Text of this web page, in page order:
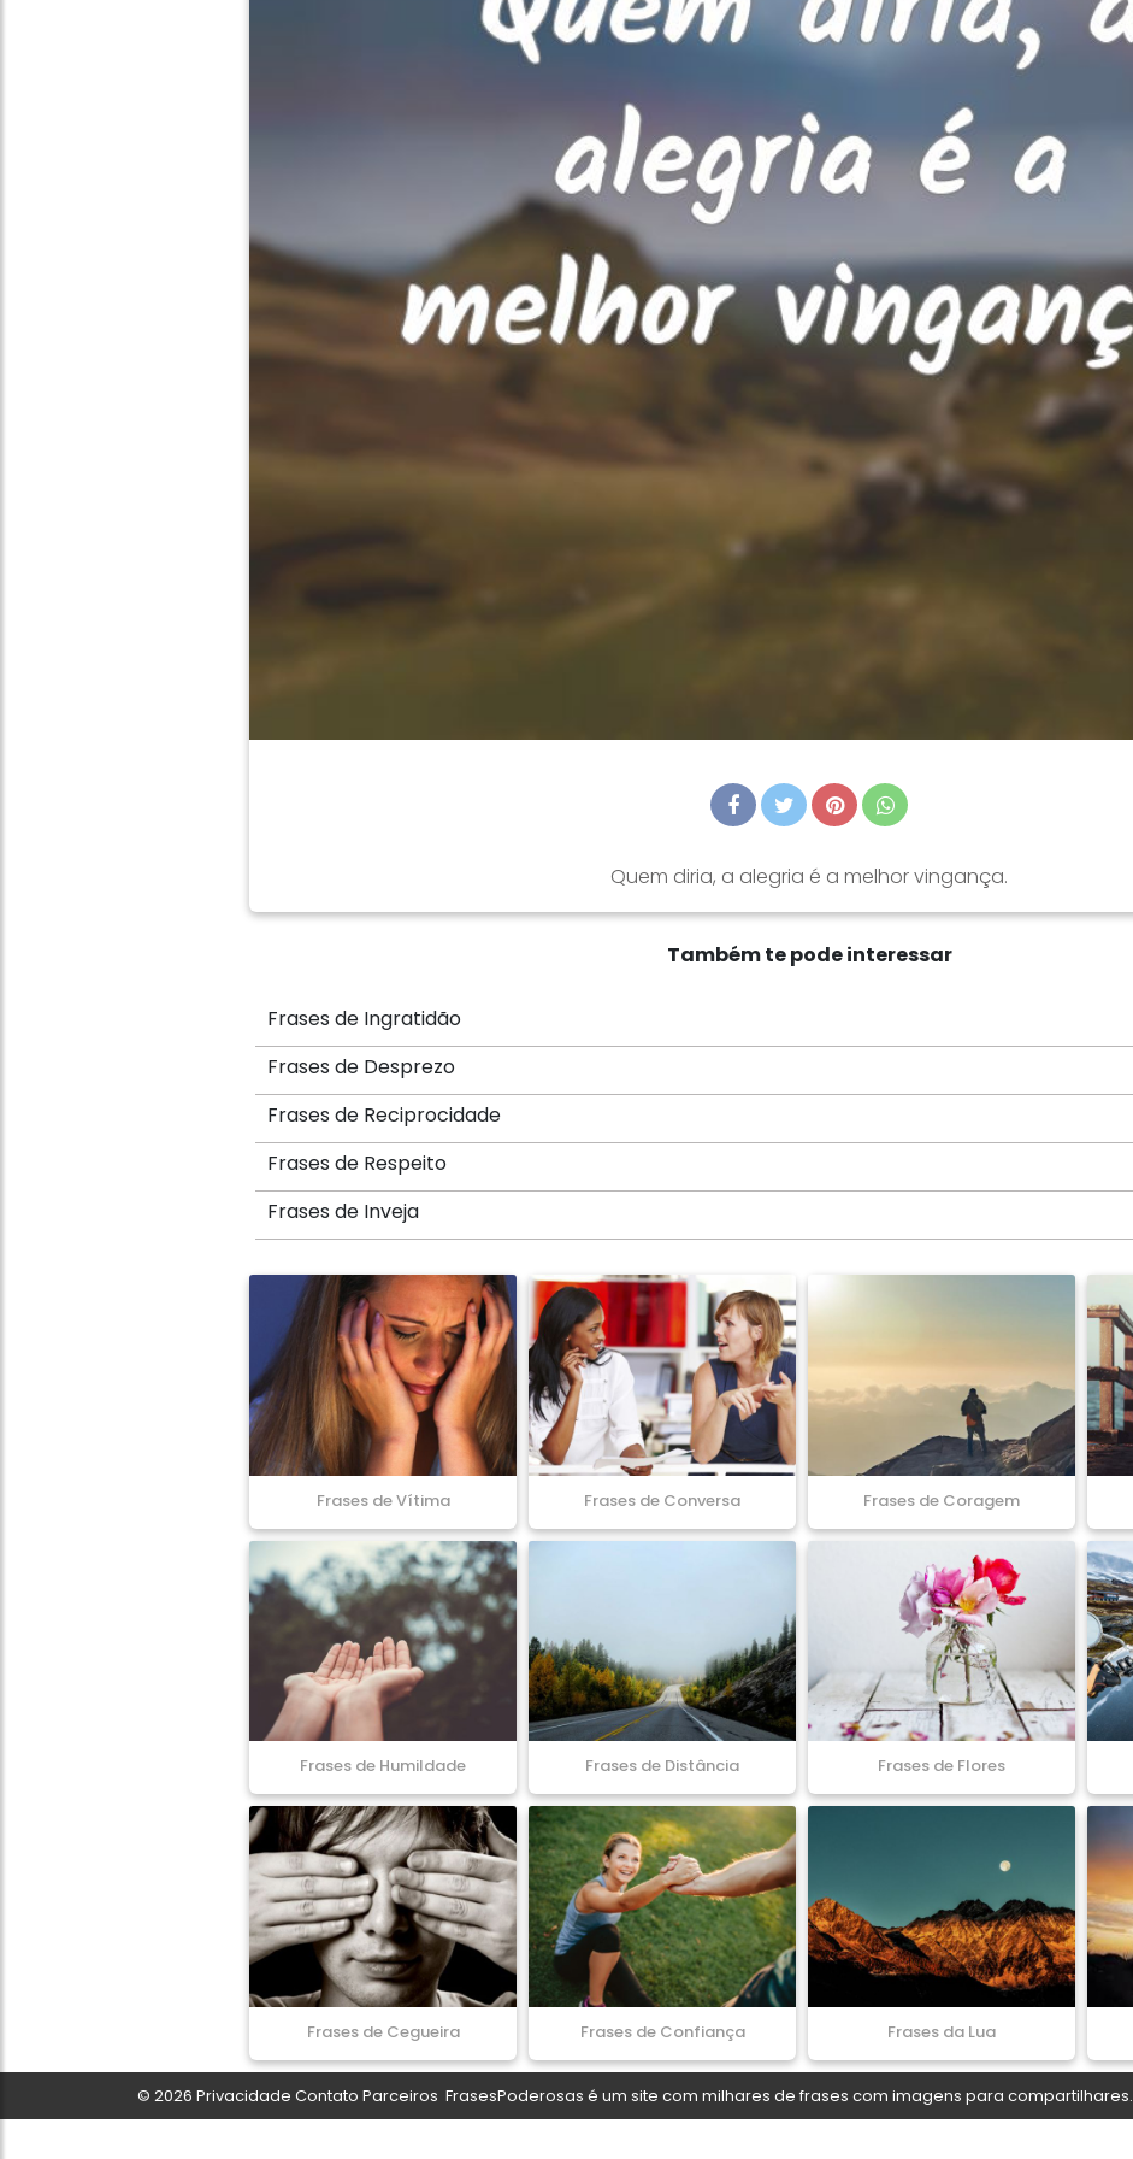
Quem diria, a alegria é a melhor vingança.
Também te pode interessar
Frases de Ingratidão
Frases de Desprezo
Frases de Reciprocidade
Frases de Respeito
Frases de Inveja
Frases de Vítima Frases de Conversa Frases de Coragem
Frases de Humildade Frases de Distância Frases de Flores
Frases de Cegueira Frases de Confiança Frases da Lua
© 2026 Privacidade Contato Parceiros FrasesPoderosas é um site com milhares de frases com imagens para compartilhares.